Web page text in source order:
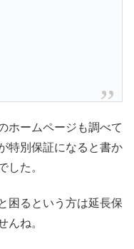
ホームページも調べて
特別保証になると書か
した。
困るという方は延長保
んね。